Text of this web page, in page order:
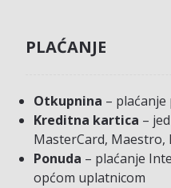
PLAĆANJE
Otkupnina –
Kreditna kartica –
MasterCard, Maestro,
Ponuda – plaćanje
općom uplatnicom